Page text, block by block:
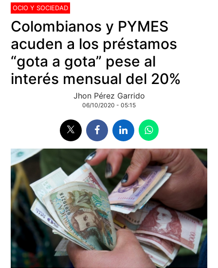
OCIO Y SOCIEDAD
Colombianos y PYMES
acuden a los préstamos
“gota a gota” pese al
interés mensual del 20%
Jhon Pérez Garrido
06/10/2020 - 05:15